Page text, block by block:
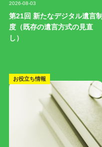
2026-08-03
第21回 新たなデジタル遺言制
度（既存の遺言方式の見直
し）
お役立ち情報